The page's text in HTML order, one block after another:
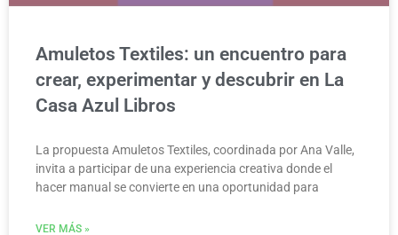
Amuletos Textiles: un encuentro para
crear, experimentar y descubrir en La
Casa Azul Libros
La propuesta Amuletos Textiles, coordinada por Ana Valle,
invita a participar de una experiencia creativa donde el
hacer manual se convierte en una oportunidad para
VER MÁS »